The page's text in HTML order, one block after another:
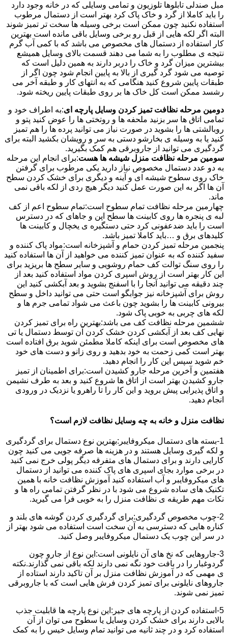
مبل صندلی تابلوها تلوزیون و تمامی وسایلی که در خانه وجود دارد
را باید کاملا از گرد و خاک پاک کرد بهتر است از دستمال مرطوب
استفاده نکنید چون ممکن است برخی وسیله ها سخت تر تمیز شوند
البته اگر لکه هایی از قبل رو برخی وسایل باقی مانده است بهترین
کار استفاده از دستمال های مخصوص می باشد که با کمی آب گرم
نتیجه ی مطلوب را به شما می دهند قسمت بالای وسایل همیشع
بیشترین میزان گرد و خاک را دربر دارند به همین دلیل است که
توصیه می شود گرد گیری از بالا به پایین انجام شود چون اگر از
طبقات پایین شروع کنید هنگامی که به انتهای کار و طبقه آخر می
رشسد ممکن است کل خاک ها بر روی طبقات پایین ریخته شود.
دومین مرحله نظافت تمیز کردن وسایل پارچه ای:به اطراف خود و
تمامی اتاق ها سر بزنید ملحفه ها و روتختی ها را عوض کنید پتو و
روبالشتی ها را بشوید در صورت نیاز می توانید پرده ها را هم تمیز
کنید یا به وسیله ی بخارشو دستی به سر و رویشان بکشید البته برای
گردگیری می توانید از جاروبرقی هم کمک بگیرید.
سومین مرحله نظافت منزل شیشه ها هست:برای انجام این مرحله
به دو عدد دستمال مخصوص نیاز دارید یکی مرطوب برای گرفتن
خاک روی سطوح شیشه ای و آینه و دیگری برای خشک کردن سطح
آن ها اگر به این صورت عمل کنید دیگر هیچ ردی از لکه باقی نمی
ماند.
چهارمین مرحله نظافت تمام سطوح است:تمام سطوح اعم از کف
لبه ی پنجره ها روی کابینت ها سطح اپن و جاهای که در دسترس
است را باید ضدعفونی کرد حتی دستگیره ی یخچال و کابینت ها
کلیدهای برق و …باید کاملا تمیز باشد.
پنجمین مرحله تمیز کردن حمام و آشپزخانه است:مواد پاک کننده و
سفید کننده که به عنوان تمیز کننده می خواهید از آن ها استفاده کنید
را روی سنگ توالت کف حمام روشویی و سایر سطح ها بریزید برای
این کار بهتر است از روش اسپری کردن مواد استفاده کنید بعد از
چند دقیقه می توانید آنجا را با اسفنج بشوید و بعد آبکشی کنید این
روش برای آشپزخانه نیز جوابگو است حتی می توانید داخل و سطح
بیرونی کابینت ها را بشوید چون باعث می شواد تمامی جرم ها و
لکه های چربی به خوبی پاک شود.
ششمین مرحله نظافت کف می باشد:بهترین راه برای تمیز کردن
نهایی کف بعد از آبکشی کردن خشک کردن آن توسط دستمال یا تی
های مخصوص است برای اینکه کاملا مطمئن شوید برق افتاده است
بهتر است کمی زحمت به خود بدهید و روی زانو و دست های خود
خم شوید سپس این کار را انجام دهید.
هفتمین و آخرین مرحله جارو کشیدن است:برای اطمینان از تمیز
جارو کشیدن بهتر است از اتاق ها شروع کنید و بعد به طرف نشیمن
و اتاق پذیرایی پیش بروید و این کار را تا راهرو یا نزدیک در ورودی
انجام دهید.
نظافت منزل و خانه به چه وسایل نظافت لازم است؟
1-بسته های دستمال میکروفایبر:بهترین نوع دستمال برای گردگیری
و لکه گیری وسایل هستند و در هزینه ها صرفه جویی می کنید چون
کارایی دارند و برای دستمال های متفرقه دیگر پولی خرج نمی کنید
در برخی موارد بجای اسپری های پاک کننده می توانید از دستمال
های میکروفایبر و آب استفاده کنید آموزش نظافت خانه با همین
تکنیک های ساده شروع می شود با در نظر گرفتن تمامی راه ها و
نکات مهم طریقه ی نظافت منزل را به خوبی فرا می گیرید.
2-چوب مخصوص گردگیری:برای گردگیری کردن گوشه های بلند و
کناره هایی که دسترسی به آن سخت است استفاده می شود بهتر از
در سر این چوب یک دستمال میکروفایبر وصل کنید.
3-جاروهایی که نخ های آن نایلونی است:این نوع از جارو چون
گردوغبار را در بافت خود نگه نمی دارند لکه باقی نمی گذارند.نکته
ی مهمی که در آموزش نظافت منزل بر آن تاکید دارند استاده از
جاروهای نایلونی برای تمیز کردن فرش هایی است که با جاروبرقی
تمیز نمی شوند.
5-استفاده کردن از پارچه های جیر:این نوع پارچه ها قابلیت جذب
بالایی دارند برای خشک کردن وسایل یا سطوح می توان از آن
استفاده کرد و در چند ثانیه می توانید تمام وسایل خیس را به کمک